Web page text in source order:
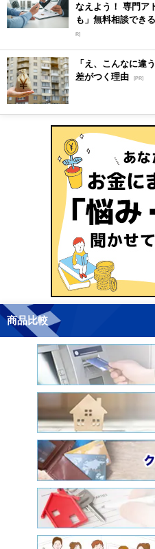
なえよう！ 専門ア
も」無料相談でき
R]
「え、こんなに違
差がつく理由 [PR]
商品比較